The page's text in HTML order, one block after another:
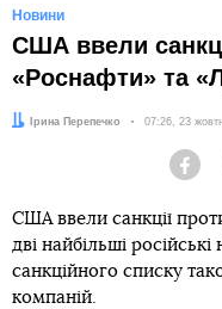
Новини
США ввели
«Роснафти» та
Автор:Ірина Перепечко Дата:
07:26, 23
США ввели санкції
дві найбільші
санкційного списку
компаній.